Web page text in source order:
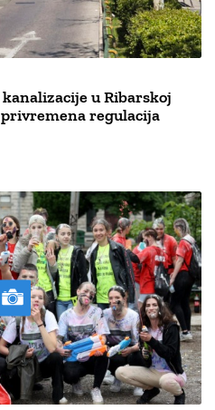
u Ribarskoj
regulacija